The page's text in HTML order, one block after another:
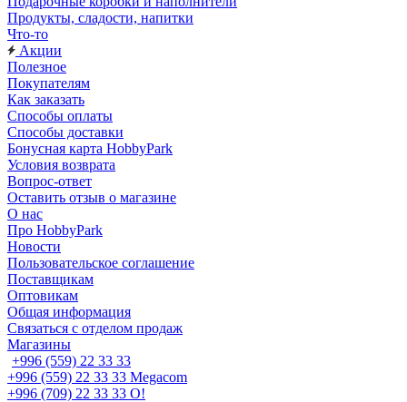
Продукты, сладости, напитки
Что-то
Акции
Полезное
Покупателям
Как заказать
Способы оплаты
Способы доставки
Бонусная карта HobbyPark
Условия возврата
Вопрос-ответ
Оставить отзыв о магазине
О нас
Про HobbyPark
Новости
Пользовательское соглашение
Поставщикам
Оптовикам
Общая информация
Связаться с отделом продаж
Магазины
+996 (559) 22 33 33
+996 (559) 22 33 33 Megacom
+996 (709) 22 33 33 O!